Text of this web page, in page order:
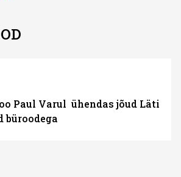
Paul Varul ühendas jõud Läti
büroodega